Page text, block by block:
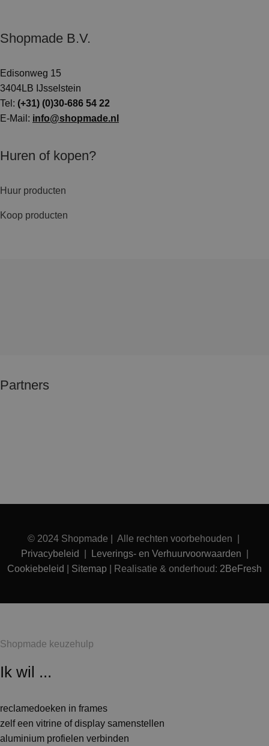
Shopmade B.V.
Edisonweg 15
3404LB IJsselstein
Tel: (+31) (0)30-686 54 22
E-Mail: info@shopmade.nl
Huren of kopen?
Huur producten
Koop producten
Partners
© 2024 Shopmade | Alle rechten voorbehouden |
Privacybeleid
Leverings- en Verhuurvoorwaarden
Cookiebeleid
Sitemap | Realisatie & onderhoud: 2BeFresh
Shopmade keuzehulp
Ik wil ...
reclamedoeken in frames
zelf een vitrine of display samenstellen
aluminium profielen verbinden